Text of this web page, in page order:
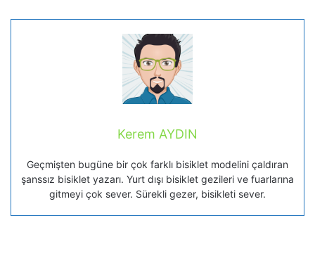
Kerem AYDIN
Geçmişten bugüne bir çok farklı bisiklet modelini çaldıran
şanssız bisiklet yazarı. Yurt dışı bisiklet gezileri ve fuarlarına
gitmeyi çok sever. Sürekli gezer, bisikleti sever.